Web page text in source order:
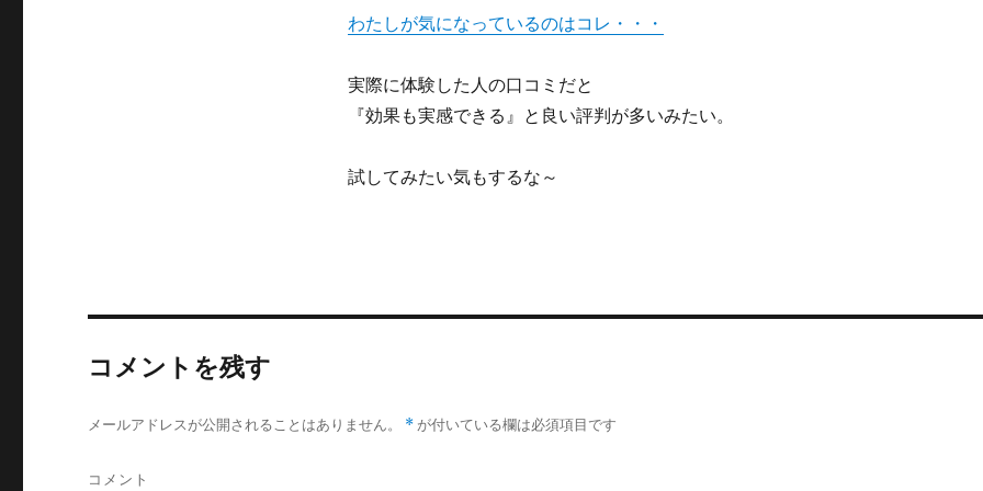
わたしが気になっているのはコレ・・・
実際に体験した人の口コミだと
『効果も実感できる』と良い評判が多いみたい。
試してみたい気もするな～
コメントを残す
メールアドレスが公開されることはありません。 * が付いている欄は必須項目です
コメント